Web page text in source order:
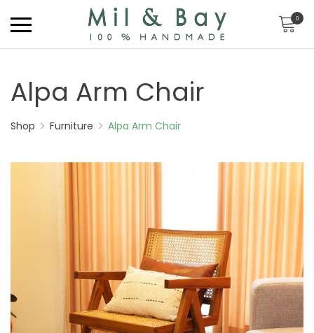
0
Alpa Arm Chair
Shop Furniture Alpa Arm Chair